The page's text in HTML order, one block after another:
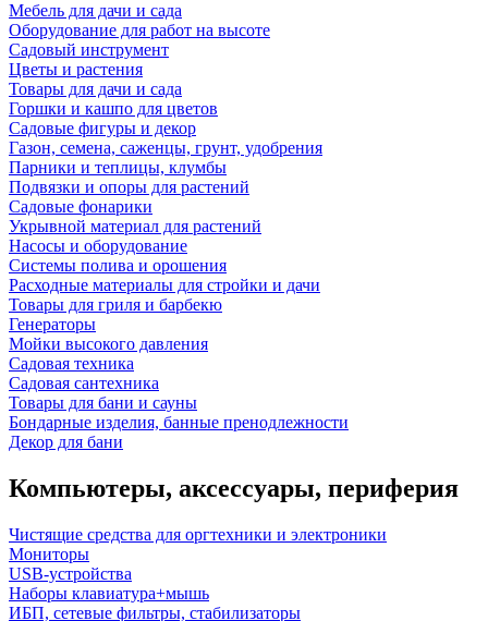
Мебель для дачи и сада
Оборудование для работ на высоте
Садовый инструмент
Цветы и растения
Товары для дачи и сада
Горшки и кашпо для цветов
Садовые фигуры и декор
Газон, семена, саженцы, грунт, удобрения
Парники и теплицы, клумбы
Подвязки и опоры для растений
Садовые фонарики
Укрывной материал для растений
Насосы и оборудование
Системы полива и орошения
Расходные материалы для стройки и дачи
Товары для гриля и барбекю
Генераторы
Мойки высокого давления
Садовая техника
Садовая сантехника
Товары для бани и сауны
Бондарные изделия, банные пренодлежности
Декор для бани
Компьютеры, аксессуары, периферия
Чистящие средства для оргтехники и электроники
Мониторы
USB-устройства
Наборы клавиатура+мышь
ИБП, сетевые фильтры, стабилизаторы